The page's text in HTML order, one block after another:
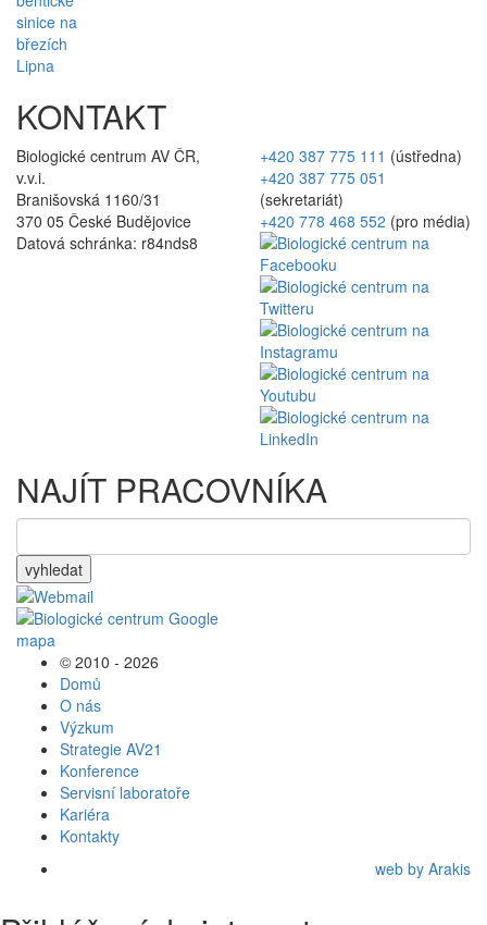
KONTAKT
Biologické centrum AV ČR,
v.v.i.
Branišovská 1160/31
370 05 České Budějovice
Datová schránka: r84nds8
+420 387 775 111 (ústředna)
+420 387 775 051
(sekretariát)
+420 778 468 552 (pro média)
NAJÍT PRACOVNÍKA
vyhledat
© 2010 - 2026
Domů
O nás
Výzkum
Strategie AV21
Konference
Servisní laboratoře
Kariéra
Kontakty
web by Arakis